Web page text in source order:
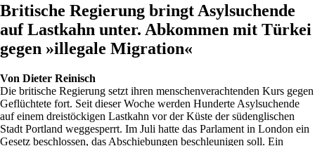
Britische Regierung bringt Asylsuchende
auf Lastkahn unter. Abkommen mit Türkei
gegen »illegale Migration«
Von Dieter Reinisch
Die britische Regierung setzt ihren menschenverachtenden Kurs gegen
Geflüchtete fort. Seit dieser Woche werden Hunderte Asylsuchende
auf einem dreistöckigen Lastkahn vor der Küste der südenglischen
Stadt Portland weggesperrt. Im Juli hatte das Parlament in London ein
Gesetz beschlossen, das Abschiebungen beschleunigen soll. Ein